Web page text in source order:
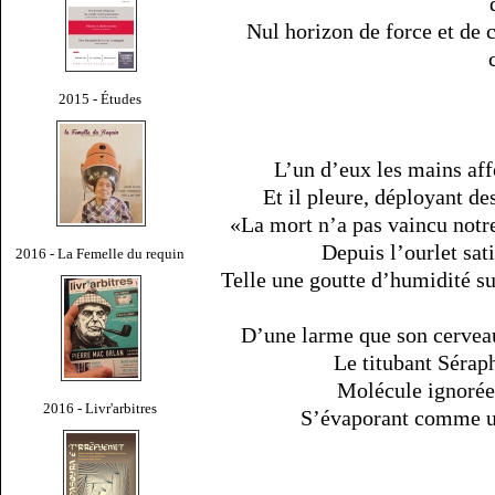
2015 - Études
2016 - La Femelle du requin
2016 - Livr'arbitres
Nul horizon de force et de
L’un d’eux les mains
Et il pleure, déployant
«La mort n’a pas vaincu
Depuis l’ourlet
Telle une goutte d’humidité
D’une larme que son
Le titubant
Molécule
S’évaporant comme